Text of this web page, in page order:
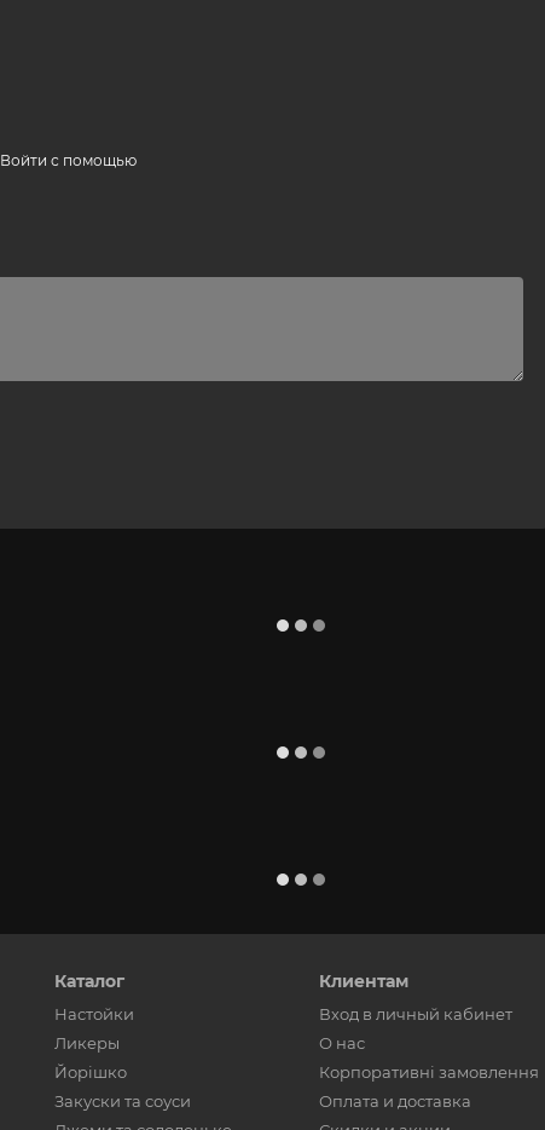
Войти с помощью
Каталог
Настойки
Ликеры
Йорішко
Закуски та соуси
Клиентам
Вход в личный кабинет
О нас
Корпоративні замовлення
Оплата и доставка